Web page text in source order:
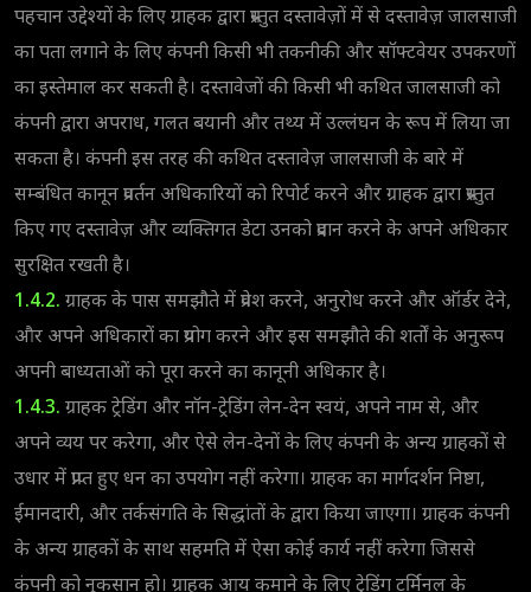
पहचान उद्देश्यों के लिए ग्राहक द्वारा प्रस्तुत दस्तावेज़ों में से दस्तावेज़ जालसाजी
का पता लगाने के लिए कंपनी किसी भी तकनीकी और सॉफ्टवेयर उपकरणों
का इस्तेमाल कर सकती है। दस्तावेजों की किसी भी कथित जालसाजी को
कंपनी द्वारा अपराध, गलत बयानी और तथ्य में उल्लंघन के रूप में लिया जा
सकता है। कंपनी इस तरह की कथित दस्तावेज़ जालसाजी के बारे में
सम्बंधित कानून प्रवर्तन अधिकारियों को रिपोर्ट करने और ग्राहक द्वारा प्रस्तुत
किए गए दस्तावेज़ और व्यक्तिगत डेटा उनको प्रदान करने के अपने अधिकार
सुरक्षित रखती है।
1.4.2. ग्राहक के पास समझौते में प्रवेश करने, अनुरोध करने और ऑर्डर देने,
और अपने अधिकारों का प्रयोग करने और इस समझौते की शर्तों के अनुरूप
अपनी बाध्यताओं को पूरा करने का कानूनी अधिकार है।
1.4.3. ग्राहक ट्रेडिंग और नॉन-ट्रेडिंग लेन-देन स्वयं, अपने नाम से, और
अपने व्यय पर करेगा, और ऐसे लेन-देनों के लिए कंपनी के अन्य ग्राहकों से
उधार में प्राप्त हुए धन का उपयोग नहीं करेगा। ग्राहक का मार्गदर्शन निष्ठा,
ईमानदारी, और तर्कसंगति के सिद्धांतों के द्वारा किया जाएगा। ग्राहक कंपनी
के अन्य ग्राहकों के साथ सहमति में ऐसा कोई कार्य नहीं करेगा जिससे
कंपनी को नुकसान हो। ग्राहक आय कमाने के लिए ट्रेडिंग टर्मिनल के